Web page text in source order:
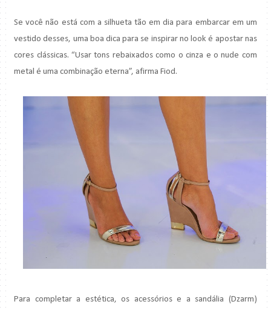
Se você não está com a silhueta tão em dia para embarcar em um
vestido desses, uma boa dica para se inspirar no look é apostar nas
cores clássicas. “Usar tons rebaixados como o cinza e o nude com
metal é uma combinação eterna”, afirma Fiod.
Para completar a estética, os acessórios e a sandália (Dzarm)